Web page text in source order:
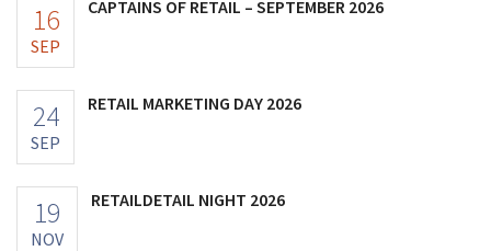
16
SEP
CAPTAINS OF RETAIL – SEPTEMBER 2026
24
SEP
RETAIL MARKETING DAY 2026
19
NOV
RETAILDETAIL NIGHT 2026